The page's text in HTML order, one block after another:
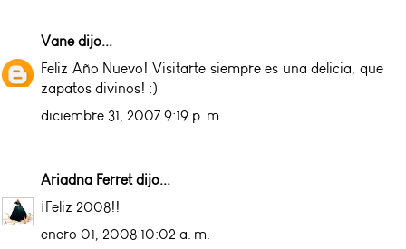
Vanedijo...
Feliz Año Nuevo! Visitarte siempre es una delicia, que
zapatos divinos! :)
diciembre 31, 2007 9:19 p. m.
Ariadna Ferretdijo...
¡Feliz 2008!!
enero 01, 2008 10:02 a. m.